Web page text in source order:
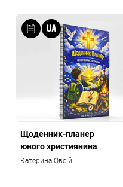
Щоденник-планер
юного християнина
Катерина Овсій